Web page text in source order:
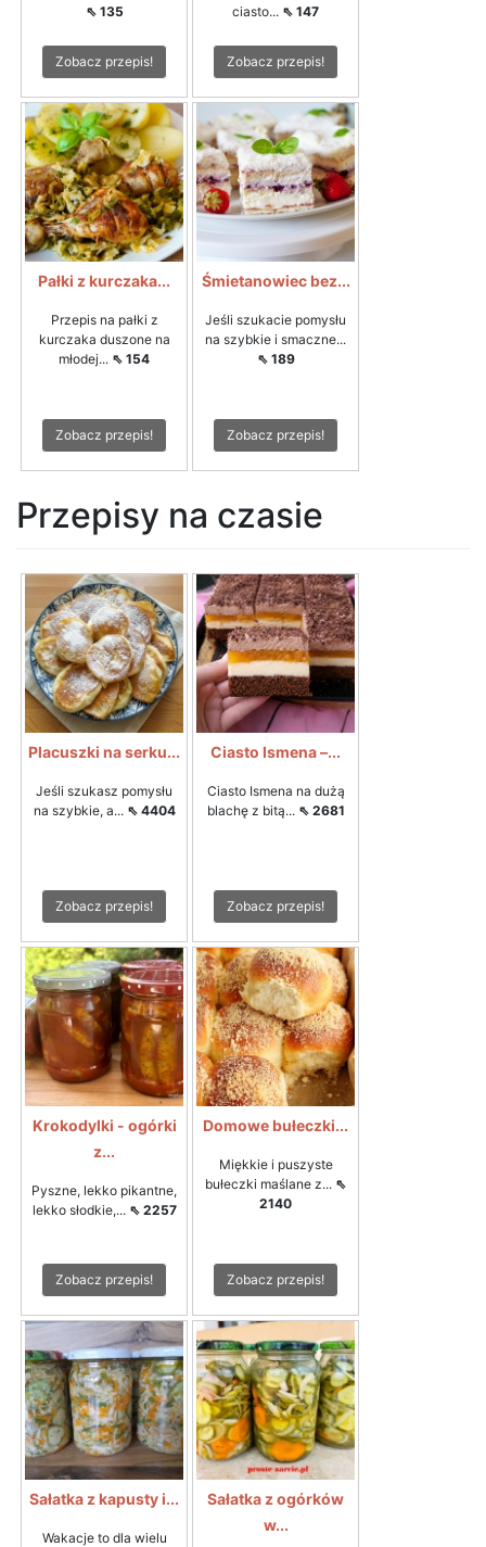
⇖ 135
Zobacz przepis!
ciasto... ⇖ 147
Zobacz przepis!
Pałki z kurczaka...
Przepis na pałki z
kurczaka duszone na
młodej... ⇖ 154
Zobacz przepis!
Śmietanowiec bez...
Jeśli szukacie pomysłu
na szybkie i smaczne...
⇖ 189
Zobacz przepis!
Przepisy na czasie
Placuszki na serku...
Jeśli szukasz pomysłu
na szybkie, a... ⇖ 4404
Zobacz przepis!
Ciasto Ismena –...
Ciasto Ismena na dużą
blachę z bitą... ⇖ 2681
Zobacz przepis!
Krokodylki - ogórki
z...
Pyszne, lekko pikantne,
lekko słodkie,... ⇖ 2257
Zobacz przepis!
Domowe bułeczki...
Miękkie i puszyste
bułeczki maślane z... ⇖
2140
Zobacz przepis!
Sałatka z kapusty i...
Wakacje to dla wielu
Sałatka z ogórków
w...